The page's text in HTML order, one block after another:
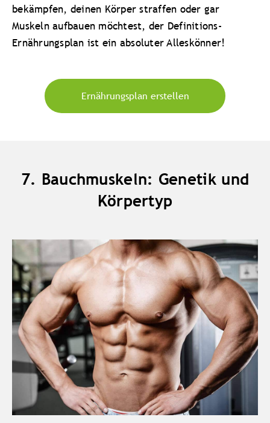
bekämpfen, deinen Körper straffen oder gar
Muskeln aufbauen möchtest, der Definitions-
Ernährungsplan ist ein absoluter Alleskönner!
Ernährungsplan erstellen
7. Bauchmuskeln: Genetik und
Körpertyp